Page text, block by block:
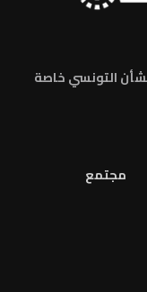
التونسي خاصة
مجتمع